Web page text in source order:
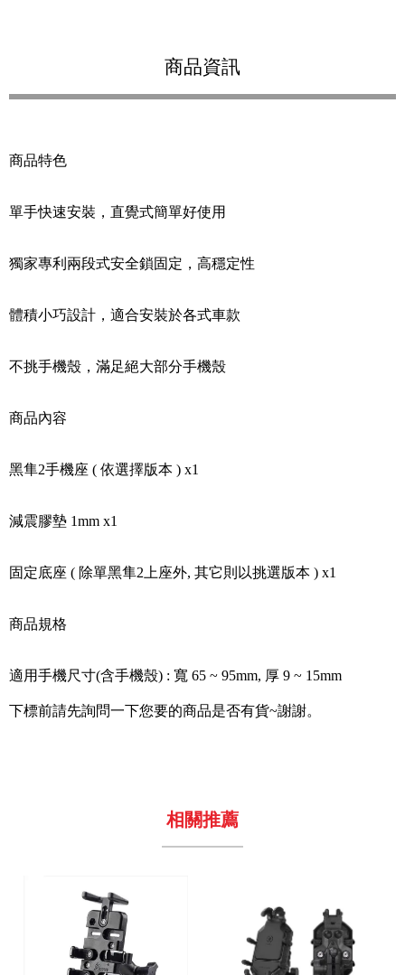
商品資訊
商品特色
單手快速安裝，直覺式簡單好使用
獨家專利兩段式安全鎖固定，高穩定性
體積小巧設計，適合安裝於各式車款
不挑手機殼，滿足絕大部分手機殼
商品內容
黑隼2手機座 ( 依選擇版本 ) x1
減震膠墊 1mm x1
固定底座 ( 除單黑隼2上座外, 其它則以挑選版本 ) x1
商品規格
適用手機尺寸(含手機殼) : 寬 65 ~ 95mm, 厚 9 ~ 15mm
下標前請先詢問一下您要的商品是否有貨~謝謝。